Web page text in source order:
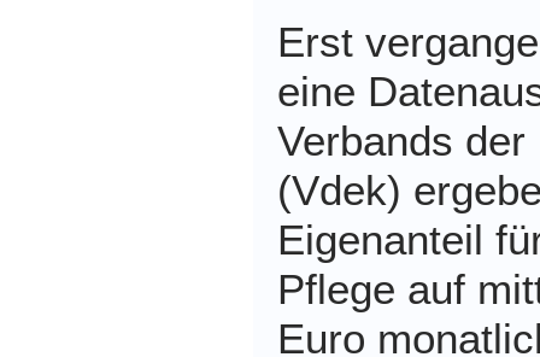
Erst
eine
Verbands
(Vdek)
Eigenanteil
Pflege auf
Euro